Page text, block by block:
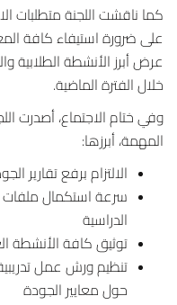
كما ناقشت اللجنة متطلبات
على ضرورة استيفاء كافة
عرض أبرز الأنشطة الطلابية
خلال الفترة الماضية.
وفي ختام الاجتماع، أصدرت
المهمة، أبرزها:
الالتزام برفع تقارير
سرعة استكمال ملفات
الدراسية
توثيق كافة الأنشطة
تنظيم ورش عمل
حول معايير الجودة